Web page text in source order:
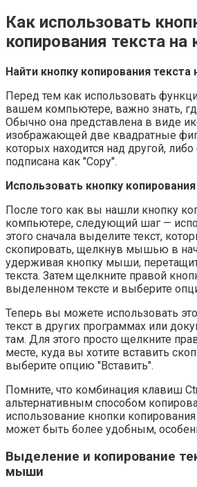
Как использовать
копирования текста
Найти кнопку копирования
Перед тем как использовать
вашем компьютере, важно знать,
Обычно она представлена в виде
изображающей две квадратные
которых находится над другой,
подписана как "Copy".
Использовать кнопку
После того как вы нашли кнопку
компьютере, следующий шаг —
этого сначала выделите текст,
скопировать, щелкнув мышью в
удерживая кнопку мыши,
текста. Затем щелкните правой
выделенном тексте и выберите
Теперь вы можете использовать
текст в других программах или
там. Для этого просто щелкните
месте, куда вы хотите вставить
выберите опцию "Вставить".
Помните, что комбинация клавиш
альтернативным способом
использование кнопки
может быть более удобным,
Выделение и копирование
мыши